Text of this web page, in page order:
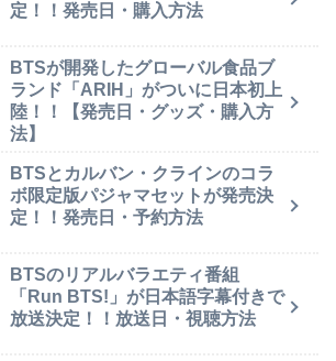
定！！発売日・購入方法
BTSが開発したグローバル食品ブ
ランド「ARIH」がついに日本初上
陸！！【発売日・グッズ・購入方
法】
BTSとカルバン・クラインのコラ
ボ限定版パジャマセットが発売決
定！！発売日・予約方法
BTSのリアルバラエティ番組
「Run BTS!」が日本語字幕付きで
放送決定！！放送日・視聴方法